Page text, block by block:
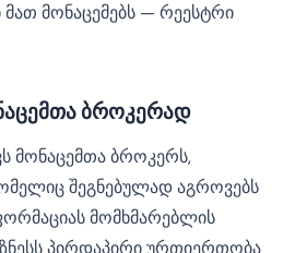
მათ მონაცემებს — რეესტრი
ბროკერად
მონაცემთა ბროკერს,
შეგნებულად აგროვებს
მომხმარებლის
პირდაპირი ურთიერთობა